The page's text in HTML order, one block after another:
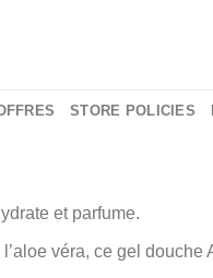
STORE POLICIES
et parfume.
l’aloe véra, ce gel